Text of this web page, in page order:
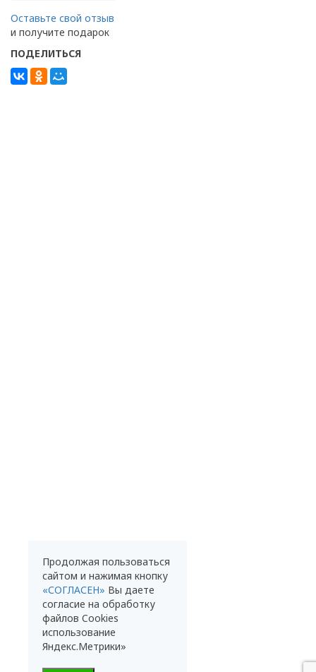
Оставьте свой отзыв
и получите подарок
ПОДЕЛИТЬСЯ
Продолжая пользоваться
сайтом и нажимая кнопку
«СОГЛАСЕН» Вы даете
согласие на обработку
файлов Cookies
использование
Яндекс.Метрики»